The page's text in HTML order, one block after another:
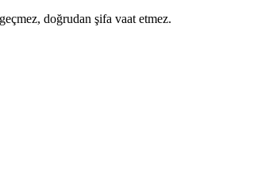
doğrudan şifa vaat etmez.